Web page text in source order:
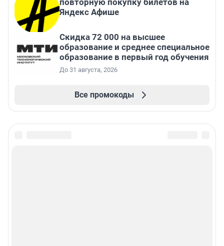
повторную покупку билетов на
Яндекс Афише
Скидка 72 000 на высшее
образование и среднее специальное
образование в первый год обучения
До 31 августа, 2026
Все промокоды